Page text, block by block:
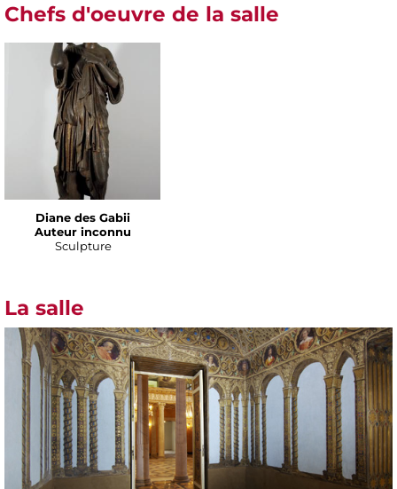
Chefs d'oeuvre de la salle
Diane des Gabii
Auteur inconnu
Sculpture
La salle